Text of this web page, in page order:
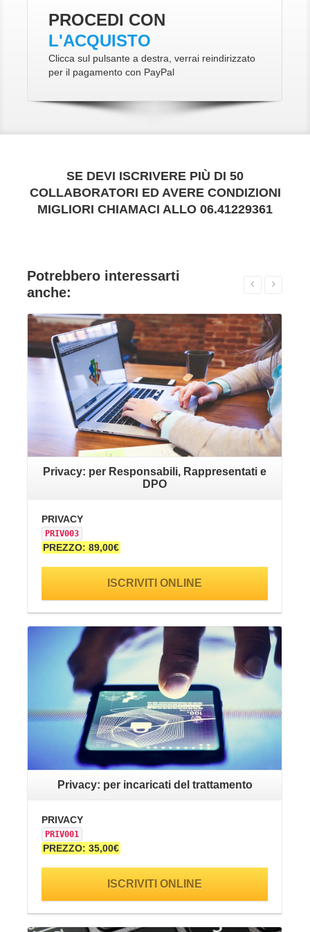
PROCEDI CON
L'ACQUISTO
Clicca sul pulsante a destra, verrai reindirizzato
per il pagamento con PayPal
SE DEVI ISCRIVERE PIÙ DI 50
COLLABORATORI ED AVERE CONDIZIONI
MIGLIORI CHIAMACI ALLO 06.41229361
Potrebbero interessarti
anche:
Privacy: per Responsabili, Rappresentati e
DPO
PRIVACY
PRIV003
PREZZO: 89,00€
ISCRIVITI ONLINE
Privacy: per incaricati del trattamento
PRIVACY
PRIV001
PREZZO: 35,00€
ISCRIVITI ONLINE